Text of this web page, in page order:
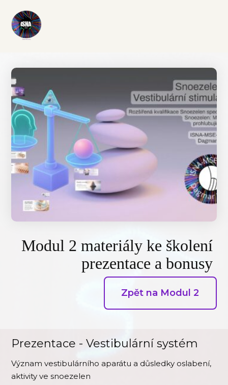
Modul 2 materiály ke školení
prezentace a bonusy
Zpět na Modul 2
Prezentace - Vestibulární systém
Význam vestibulárního aparátu a důsledky oslabení,
aktivity ve snoezelen